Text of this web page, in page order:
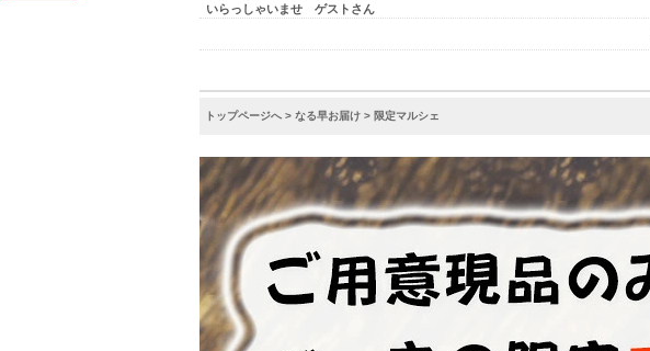
いらっしゃいませ ゲストさん
トップページへ > なる早お届け > 限定マルシェ